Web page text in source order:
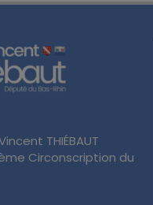
THIÉBAUT
Circonscription du